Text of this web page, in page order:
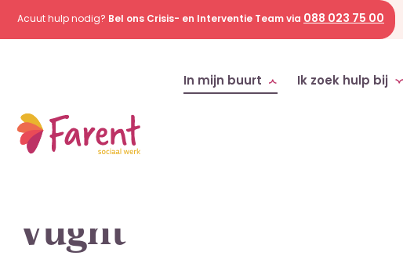
Acuut hulp nodig? Bel ons Crisis- en Interventie Team via 088 023 75 00
In mijn buurt Ik zoek hulp bij
Home Hulp in mijn buurt
Vught